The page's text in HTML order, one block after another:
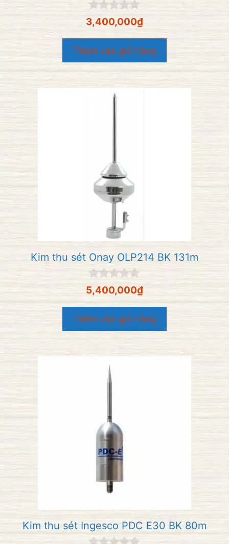
0
n
g
o
à
i
5
3,400,000₫
Thêm vào giỏ hàng
Kim thu sét Onay OLP214 BK 131m
0
n
g
o
à
i
5,400,000₫
Thêm vào giỏ hàng
Kim thu sét Ingesco PDC E30 BK 80m